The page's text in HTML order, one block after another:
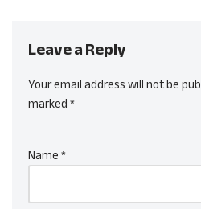
Leave a Reply
Your email address will not be
marked*
Name*